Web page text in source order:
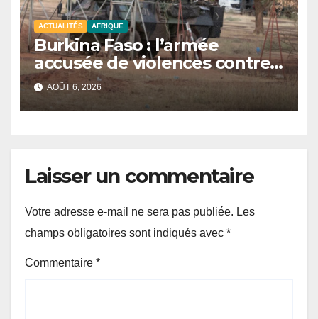
ACTUALITÉS AFRIQUE
Burkina Faso : l’armée
accusée de violences contre
des civils après une attaque
jihadiste.
AOÛT 6, 2026
Laisser un commentaire
Votre adresse e-mail ne sera pas publiée. Les
champs obligatoires sont indiqués avec *
Commentaire *